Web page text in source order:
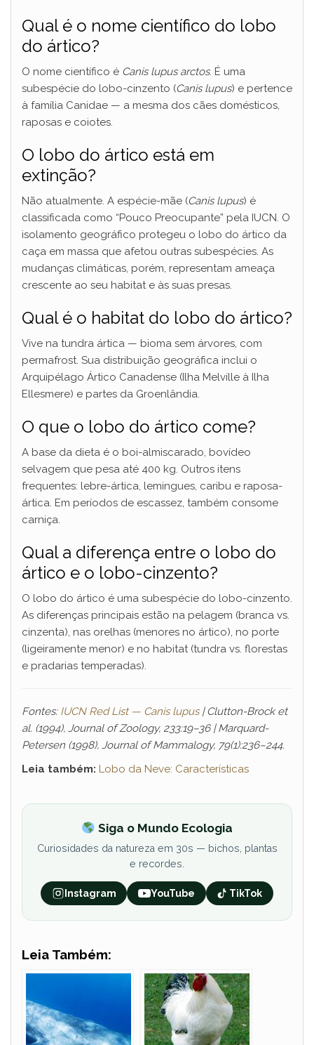
Qual é o nome científico do lobo
do ártico?
O nome científico é Canis lupus arctos. É uma
subespécie do lobo-cinzento (Canis lupus) e pertence
à família Canidae — a mesma dos cães domésticos,
raposas e coiotes.
O lobo do ártico está em
extinção?
Não atualmente. A espécie-mãe (Canis lupus) é
classificada como “Pouco Preocupante” pela IUCN. O
isolamento geográfico protegeu o lobo do ártico da
caça em massa que afetou outras subespécies. As
mudanças climáticas, porém, representam ameaça
crescente ao seu habitat e às suas presas.
Qual é o habitat do lobo do ártico?
Vive na tundra ártica — bioma sem árvores, com
permafrost. Sua distribuição geográfica inclui o
Arquipélago Ártico Canadense (Ilha Melville à Ilha
Ellesmere) e partes da Groenlândia.
O que o lobo do ártico come?
A base da dieta é o boi-almiscarado, bovídeo
selvagem que pesa até 400 kg. Outros itens
frequentes: lebre-ártica, lemingues, caribu e raposa-
ártica. Em períodos de escassez, também consome
carniça.
Qual a diferença entre o lobo do
ártico e o lobo-cinzento?
O lobo do ártico é uma subespécie do lobo-cinzento.
As diferenças principais estão na pelagem (branca vs.
cinzenta), nas orelhas (menores no ártico), no porte
(ligeiramente menor) e no habitat (tundra vs. florestas
e pradarias temperadas).
Fontes: IUCN Red List — Canis lupus| Clutton-Brock et
al. (1994), Journal of Zoology, 233:19–36 | Marquard-
Petersen (1998), Journal of Mammalogy, 79(1):236–244.
Leia também: Lobo da Neve: Características
Siga o Mundo Ecologia
Curiosidades da natureza em 30s — bichos, plantas
e recordes.
Instagram YouTube TikTok
Leia Também: